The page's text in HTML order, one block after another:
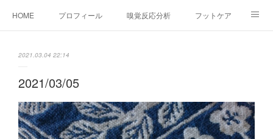
HOME プロフィール 嗅覚反応分析 フットケア
2021.03.04 22:14
2021/03/05